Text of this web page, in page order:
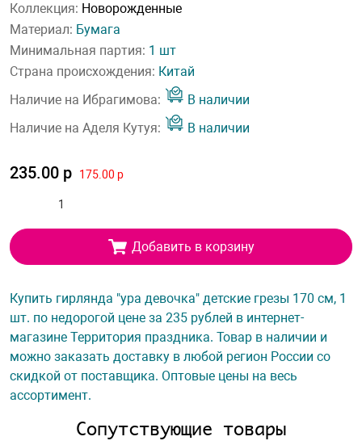
Коллекция: Новорожденные
Материал: Бумага
Минимальная партия: 1 шт
Страна происхождения: Китай
Наличие на Ибрагимова:
В наличии
Наличие на Аделя Кутуя:
В наличии
235.00 р 175.00 р
Добавить в корзину
Купить гирлянда "ура девочка" детские грезы 170 см, 1
шт. по недорогой цене за 235 рублей в интернет-
магазине Территория праздника. Товар в наличии и
можно заказать доставку в любой регион России со
скидкой от поставщика. Оптовые цены на весь
ассортимент.
Сопутствующие товары